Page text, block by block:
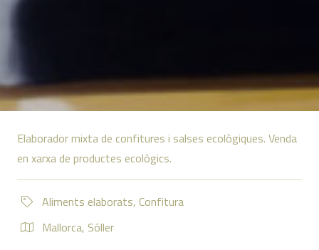
Elaborador mixta de confitures i salses ecològiques. Venda
en xarxa de productes ecològics.
Aliments elaborats,Confitura
Mallorca, Sóller